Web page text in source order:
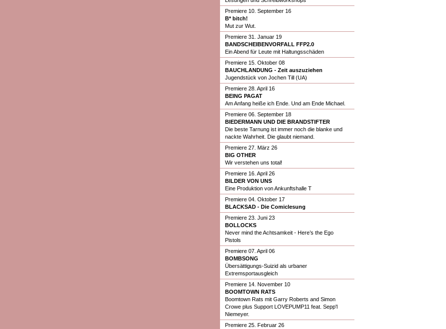
Premiere 10. September 16
B* bitch!
Mut zur Wut.
Premiere 31. Januar 19
BANDSCHEIBENVORFALL FFP2.0
Ein Abend für Leute mit Haltungsschäden
Premiere 15. Oktober 08
BAUCHLANDUNG - Zeit auszuziehen
Jugendstück von Jochen Till (UA)
Premiere 28. April 16
BEING PAGAT
Am Anfang heiße ich Ende. Und am Ende Michael.
Premiere 06. September 18
BIEDERMANN UND DIE BRANDSTIFTER
Die beste Tarnung ist immer noch die blanke und
nackte Wahrheit. Die glaubt niemand.
Premiere 27. März 26
BIG OTHER
Wir verstehen uns total!
Premiere 16. April 26
BILDER VON UNS
Eine Produktion von Ankunftshalle T
Premiere 04. Oktober 17
BLACKSAD - Die Comiclesung
Premiere 23. Juni 23
BOLLOCKS
Never mind the Achtsamkeit - Here’s the Ego
Pistols
Premiere 07. April 06
BOMBSONG
Übersättigungs-Suizid als urbaner
Extremsportausgleich
Premiere 14. November 10
BOOMTOWN RATS
Boomtown Rats mit Garry Roberts and Simon
Crowe plus Support LOVEPUMP11 feat. Sepp'l
Niemeyer.
Premiere 25. Februar 26